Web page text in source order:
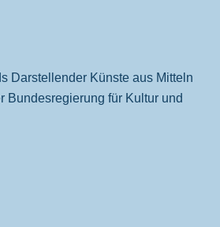
Darstellender Künste aus Mitteln
Bundesregierung für Kultur und